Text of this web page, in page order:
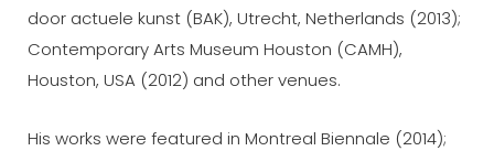
door actuele kunst (BAK), Utrecht, Netherlands (2013);
Contemporary Arts Museum Houston (CAMH),
Houston, USA (2012) and other venues.
His works were featured in Montreal Biennale (2014);